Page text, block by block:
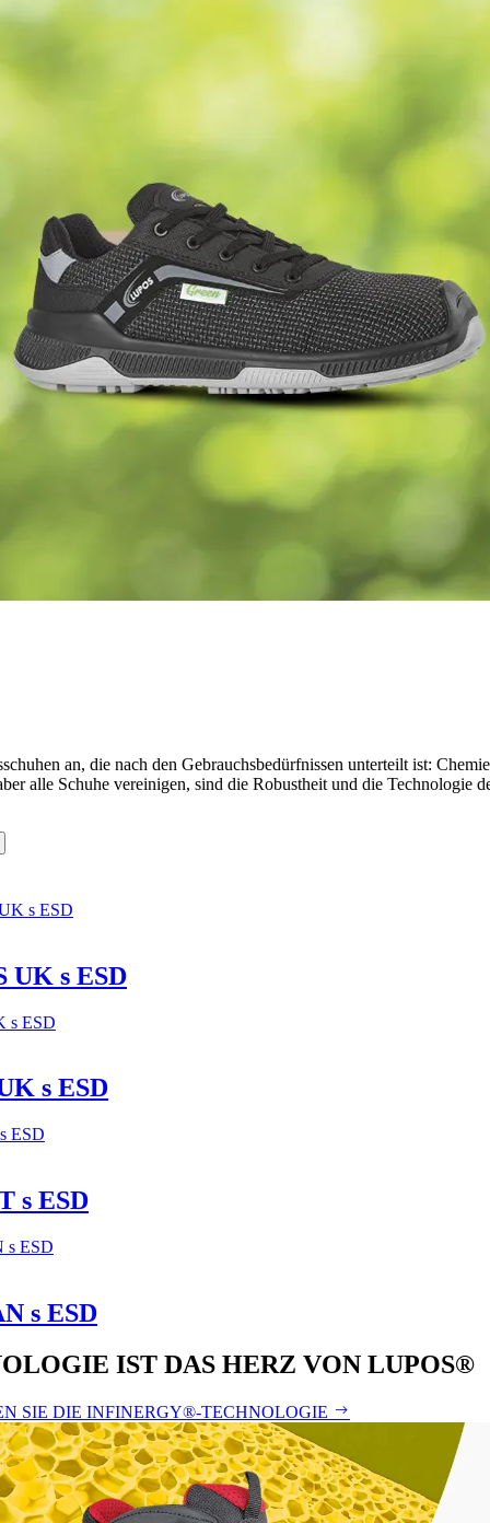
an, die nach den Gebrauchsbedürfnissen unterteilt ist:
alle Schuhe vereinigen, sind die Robustheit und die Technologie
UK s ESD
s ESD
s ESD
s ESD
IST DAS HERZ VON LUPOS®
SIE DIE INFINERGY®-TECHNOLOGIE